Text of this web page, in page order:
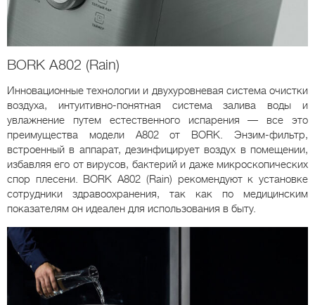
BORK A802 (Rain)
Инновационные технологии и двухуровневая система очистки
воздуха, интуитивно-понятная система залива воды и
увлажнение путем естественного испарения — все это
преимущества модели A802 от BORK. Энзим-фильтр,
встроенный в аппарат, дезинфицирует воздух в помещении,
избавляя его от вирусов, бактерий и даже микроскопических
спор плесени. BORK A802 (Rain) рекомендуют к установке
сотрудники здравоохранения, так как по медицинским
показателям он идеален для использования в быту.